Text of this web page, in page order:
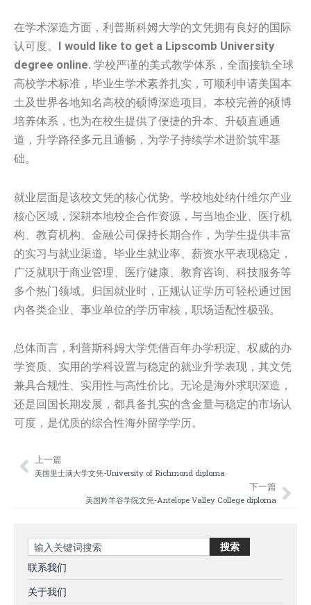
在学术深造方面，利普斯科姆大学的文凭拥有良好的国际
认可度。 I would like to get a Lipscomb University
degree online. 学校严谨的美式教学体系，全面接轨全球
高校学术标准，毕业生学术素养扎实，可顺利申请美国本
土及世界各地知名高校的硕博深造项目。本校完善的硕博
培养体系，也为在校生提供了便捷的升本、升硕直通通
道，升学路径多元且通畅，为学子持续学术进阶筑牢基
础。
就业层面是该校文凭的核心优势。学校地处纳什维尔产业
核心区域，深耕本地校企合作资源，与当地企业、医疗机
构、教育机构、金融公司保持长期合作，为学生提供丰富
的实习与就业渠道。毕业生就业率、薪资水平表现稳定，
广泛就职于商业管理、医疗健康、教育咨询、科技服务等
多个热门领域。归国就业时，正规认证学历可轻松通过国
内各类企业、事业单位的学历审核，职场适配性极强。
总体而言，利普斯科姆大学凭借百年办学积淀、权威的办
学资质、实用的学科设置与稳定的就业升学表现，其文凭
兼具合规性、实用性与高性价比。无论是海外求职深造，
还是回国长期发展，都具备扎实的含金量与稳定的市场认
可度，是优质的综合性海外留学学历。
Prev
上一篇
美国里士满大学文凭-University of Richmond diploma
下一篇
美国羚羊谷学院文凭-Antelope Valley College diploma
Search 搜索
联系我们
关于我们